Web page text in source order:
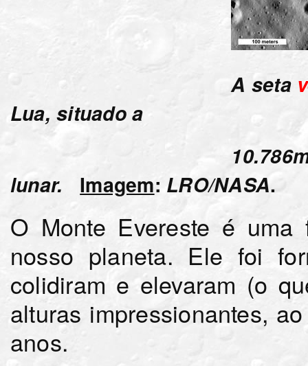
A seta
Lua, situado a
10.786m acima
lunar.
Imagem: LRO/NASA.
O Monte Evereste é uma
nosso planeta. Ele foi
colidiram e elevaram (o
alturas impressionantes,
anos.